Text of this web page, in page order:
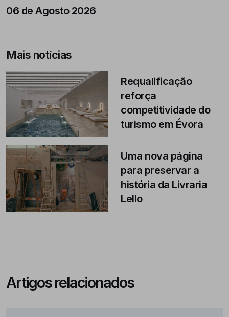
06 de Agosto 2026
Mais notícias
Requalificação
reforça
competitividade do
turismo em Évora
Uma nova página
para preservar a
história da Livraria
Lello
Artigos relacionados